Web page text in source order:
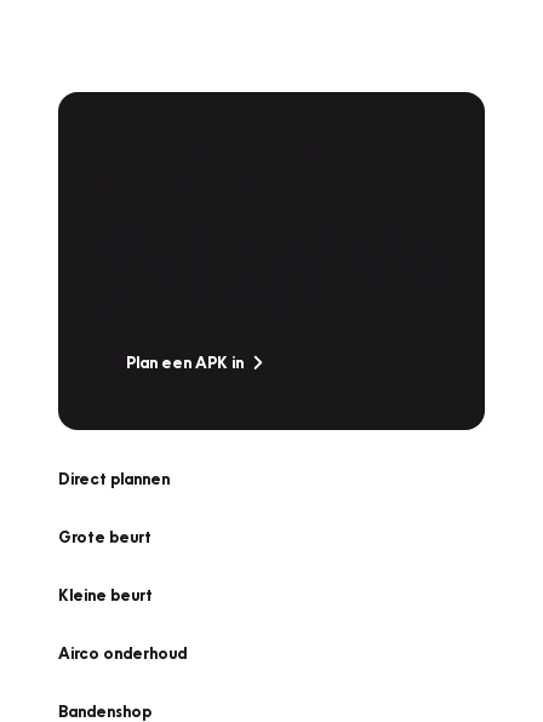
Plan een APK in
Direct plannen
Grote beurt
Kleine beurt
Airco onderhoud
Bandenshop